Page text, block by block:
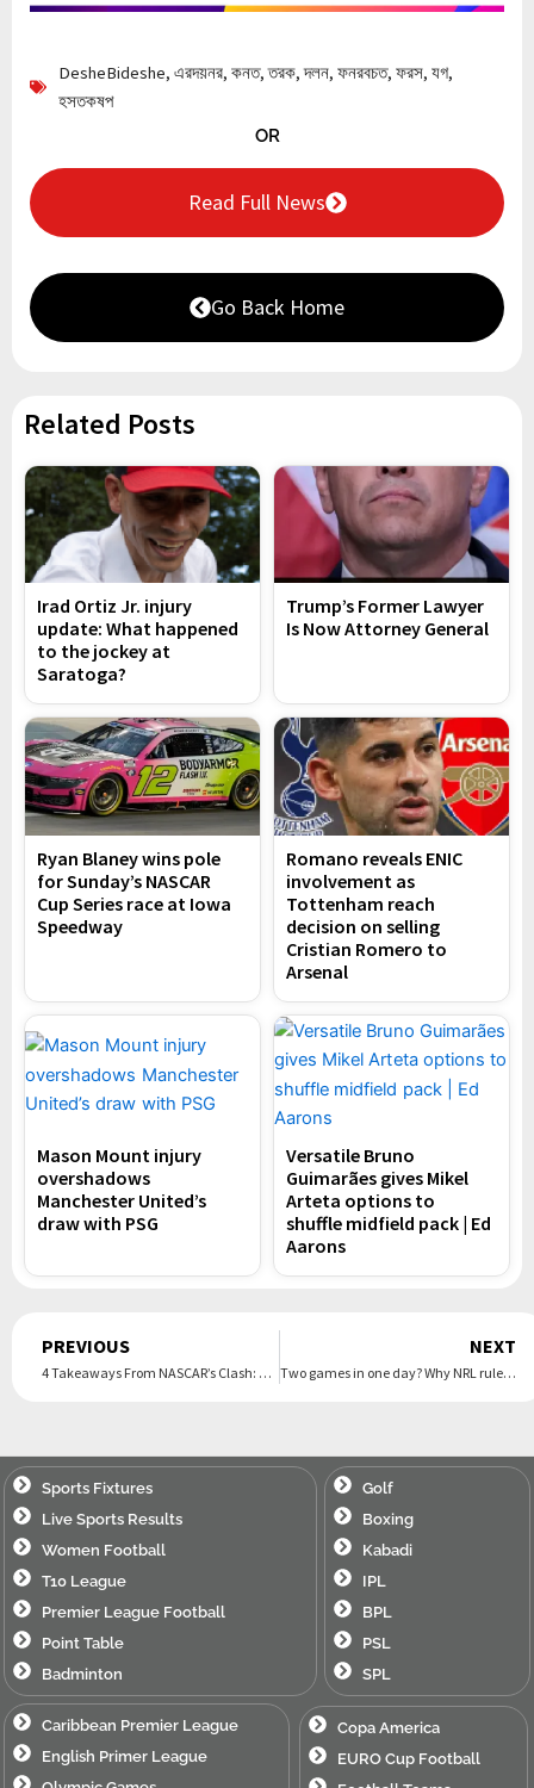
DesheBideshe, এরদয়নর, কনত,তরক,দলন, ফনরবচত, ফরস, যগ,
হসতকষপ
OR
Read Full News
Go Back Home
Related Posts
Irad Ortiz Jr. injury
update: What happened
to the jockey at
Saratoga?
Trump’s Former Lawyer
Is Now Attorney General
Ryan Blaney wins pole
for Sunday’s NASCAR
Cup Series race at Iowa
Speedway
Romano reveals ENIC
involvement as
Tottenham reach
decision on selling
Cristian Romero to
Arsenal
Mason Mount injury
overshadows
Manchester United’s
draw with PSG
Versatile Bruno
Guimarães gives Mikel
Arteta options to
shuffle midfield pack | Ed
Aarons
Prev
PREVIOUS
4 Takeaways From NASCAR’s Clash: Ryan Preece’s Big Breakthrough
NEXT
Two games in one day? Why NRL rule change makes backing up more likely
Sports Fixtures
Live Sports Results
Women Football
T10 League
Premier League Football
Point Table
Badminton
Golf
Boxing
Kabadi
IPL
BPL
PSL
SPL
Caribbean Premier League
English Primer League
Copa America
EURO Cup Football